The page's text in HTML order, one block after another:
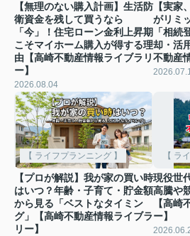
【無理のない購入計画】生活防
衛資金を残して買うなら
「今」！住宅ローン金利上昇期
こそマイホーム購入が得する理
由【高崎不動産情報ライブラリ
ー】
2026.08.04
【実家
がリミ
「相続
却・活
不動産
【 ライフプランニング 】
【プロが解説】我が家の買い時
はいつ？年齢・子育て・貯金額
から見る「ベストなタイミン
グ」【高崎不動産情報ライブラ
リー】
【 ラ
現役世
高騰や
【高崎
ー】